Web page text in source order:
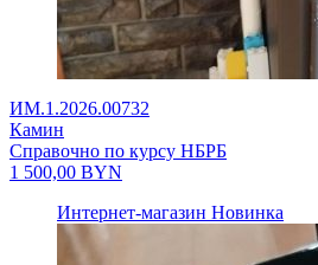
ИМ.1.2026.00732
Камин
Справочно по курсу НБРБ
1 500,00 BYN
Интернет-магазин Новинка